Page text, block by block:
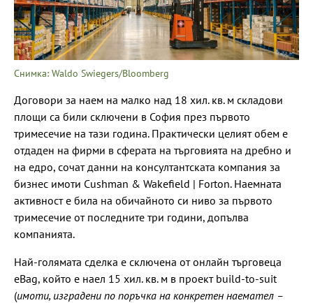
Снимка: Waldo Swiegers/Bloomberg
Договори за наем на малко над 18 хил. кв. м складови
площи са били сключени в София през първото
тримесечие на тази година. Практически целият обем е
отдаден на фирми в сферата на търговията на дребно и
на едро, сочат данни на консултантската компания за
бизнес имоти Cushman & Wakefield | Forton. Наемната
активност е била на обичайното си ниво за първото
тримесечие от последните три години, допълва
компанията.
Най-голямата сделка е сключена от онлайн търговеца
eBag, който е наел 15 хил. кв. м в проект build-to-suit
(имоти, изградени по поръчка на конкретен наемател –